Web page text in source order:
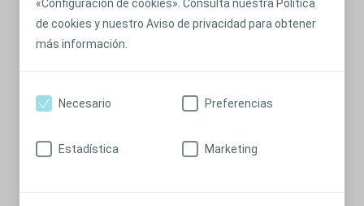
«Configuración de cookies». Consulta nuestra Política
de cookies y nuestro Aviso de privacidad para obtener
más información.
Necesario Preferencias
Estadística Marketing
Lo que hay que pensar antes de salir a eventos sociales o
Leer más